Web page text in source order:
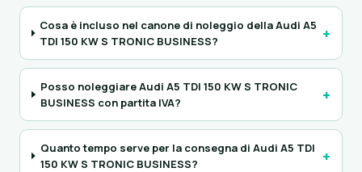
Cosa è incluso nel canone di noleggio della Audi A5
TDI 150 KW S TRONIC BUSINESS?
+
Posso noleggiare Audi A5 TDI 150 KW S TRONIC
BUSINESS con partita IVA?
+
Quanto tempo serve per la consegna di Audi A5 TDI
150 KW S TRONIC BUSINESS?
+